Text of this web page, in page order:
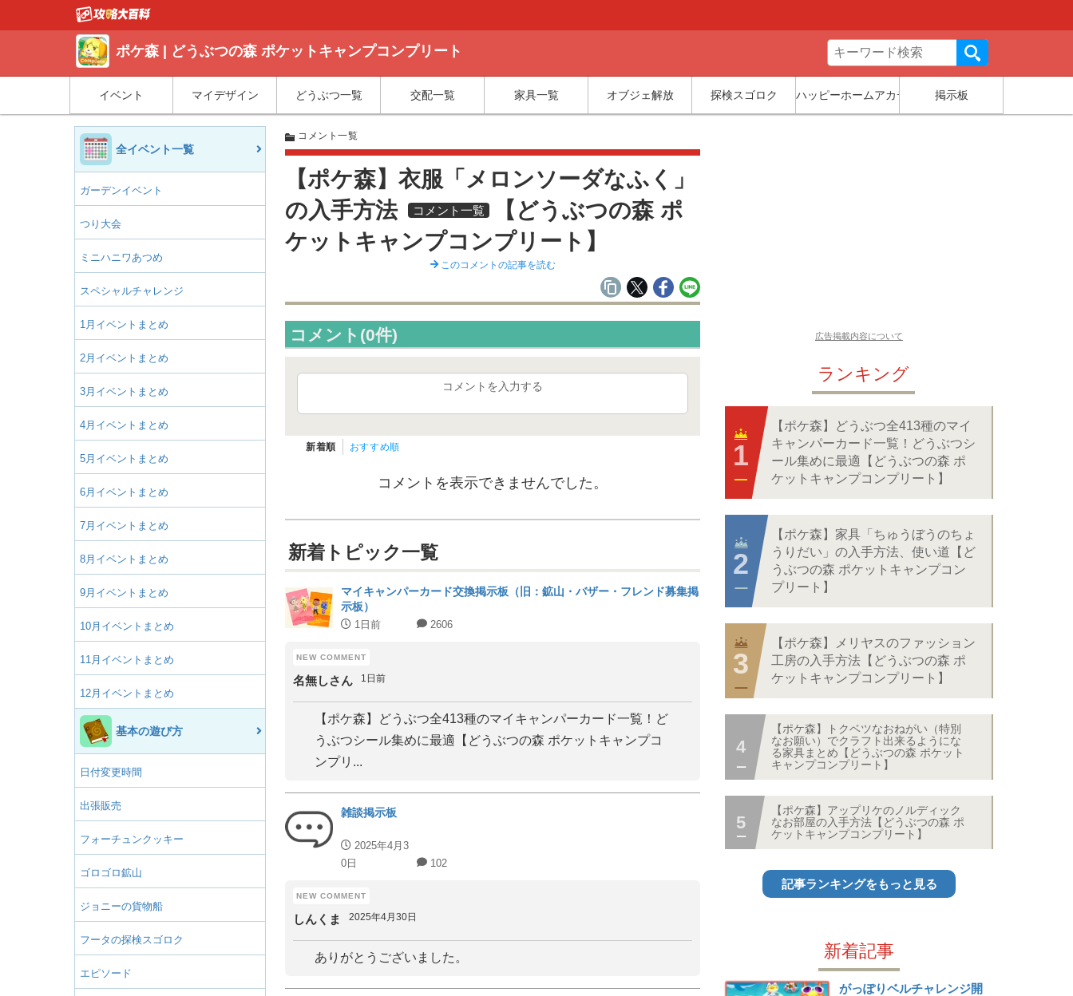
ポケ森 | どうぶつの森 ポケットキャンプコンプリート
イベント マイデザイン どうぶつ一覧 交配一覧 家具一覧 オブジェ解放 探検スゴロク ハッピーホームアカデミー 掲示板
全イベント一覧
ガーデンイベント
つり大会
ミニハニワあつめ
スペシャルチャレンジ
1月イベントまとめ
2月イベントまとめ
3月イベントまとめ
4月イベントまとめ
5月イベントまとめ
6月イベントまとめ
7月イベントまとめ
8月イベントまとめ
9月イベントまとめ
10月イベントまとめ
11月イベントまとめ
12月イベントまとめ
基本の遊び方
日付変更時間
出張販売
フォーチュンクッキー
ゴロゴロ鉱山
ジョニーの貨物船
フータの探検スゴロク
エピソード
コメント一覧
【ポケ森】衣服「メロンソーダなふく」
の入手方法
コメント一覧
【どうぶつの森 ポ
ケットキャンプコンプリート】
このコメントの記事を読む
コメント(0件)
コメントを入力する
新着順 おすすめ順
コメントを表示できませんでした。
新着トピック一覧
マイキャンパーカード交換掲示板（旧：鉱山・バザー・フレンド募集掲
示板）
1日前 2606
名無しさん 1日前
【ポケ森】どうぶつ全413種のマイキャンパーカード一覧！ど
うぶつシール集めに最適【どうぶつの森 ポケットキャンプコ
ンプリ...
雑談掲示板
2025年4月3
0日
102
しんくま 2025年4月30日
ありがとうございました。
広告掲載内容について
ランキング
【ポケ森】どうぶつ全413種のマイ
キャンパーカード一覧！どうぶつシ
ール集めに最適【どうぶつの森 ポ
ケットキャンプコンプリート】
【ポケ森】家具「ちゅうぼうのちょ
うりだい」の入手方法、使い道【ど
うぶつの森 ポケットキャンプコン
プリート】
【ポケ森】メリヤスのファッション
工房の入手方法【どうぶつの森 ポ
ケットキャンプコンプリート】
【ポケ森】トクベツなおねがい（特別
なお願い）でクラフト出来るようにな
る家具まとめ【どうぶつの森 ポケット
キャンプコンプリート】
【ポケ森】アップリケのノルディック
なお部屋の入手方法【どうぶつの森 ポ
ケットキャンプコンプリート】
記事ランキングをもっと見る
新着記事
がっぽりベルチャレンジ開